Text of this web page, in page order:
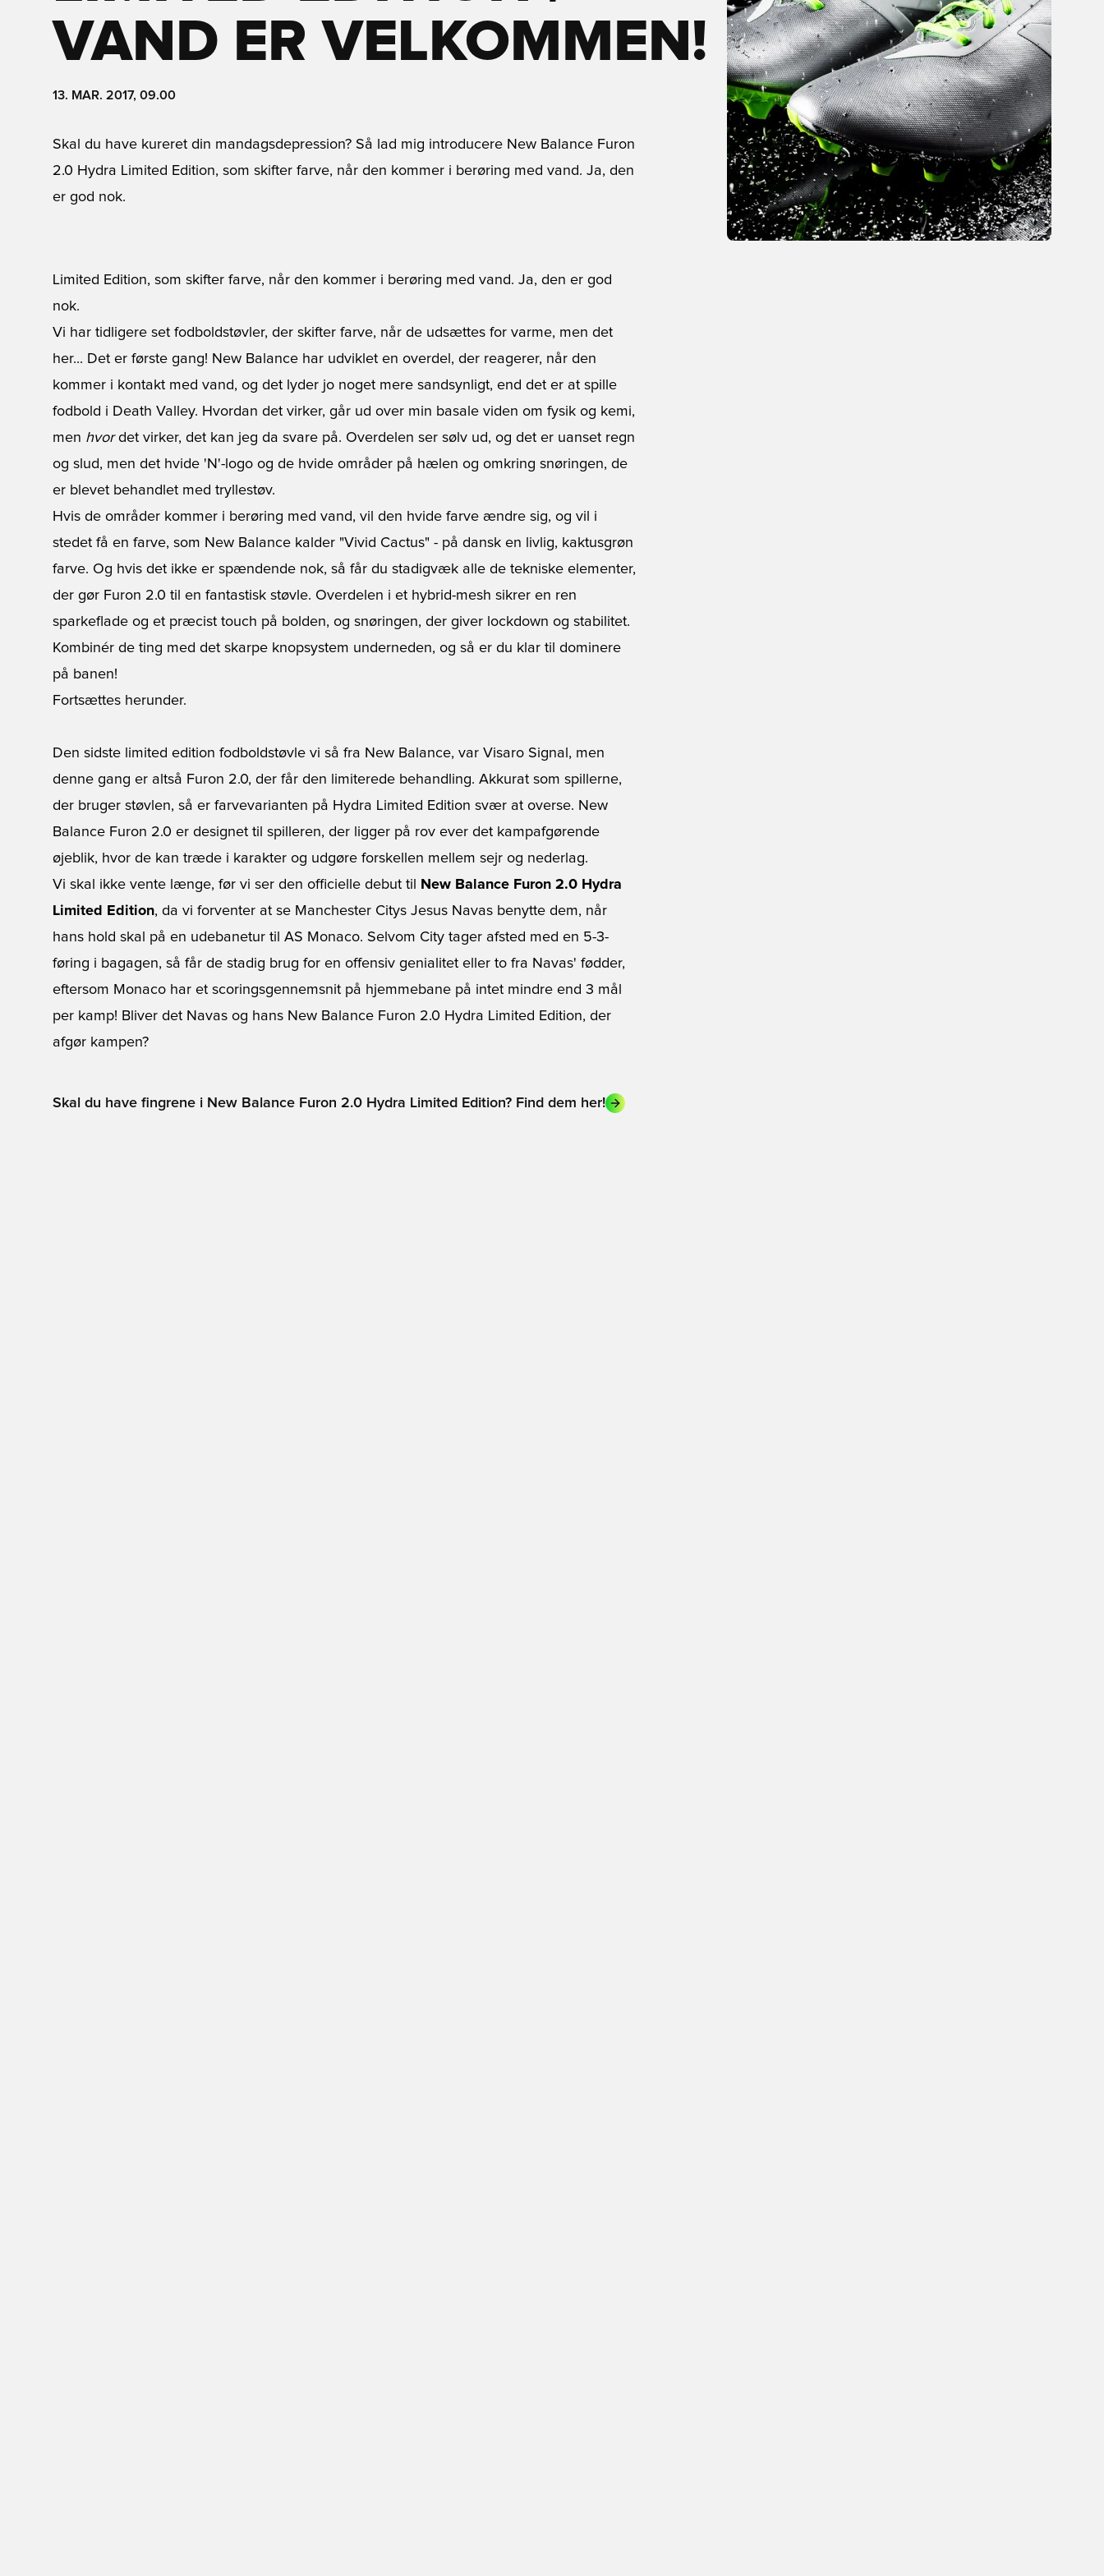
VAND ER VELKOMMEN!
13. MAR. 2017, 09.00
Skal du have kureret din mandagsdepression? Så lad mig introducere New Balance Furon
2.0 Hydra Limited Edition, som skifter farve, når den kommer i berøring med vand. Ja, den
er god nok.
Limited Edition, som skifter farve, når den kommer i berøring med vand. Ja, den er god
nok.
Vi har tidligere set fodboldstøvler, der skifter farve, når de udsættes for varme, men det
her... Det er første gang! New Balance har udviklet en overdel, der reagerer, når den
kommer i kontakt med vand, og det lyder jo noget mere sandsynligt, end det er at spille
fodbold i Death Valley. Hvordan det virker, går ud over min basale viden om fysik og kemi,
men hvordet virker, det kan jeg da svare på. Overdelen ser sølv ud, og det er uanset regn
og slud, men det hvide 'N'-logo og de hvide områder på hælen og omkring snøringen, de
er blevet behandlet med tryllestøv.
Hvis de områder kommer i berøring med vand, vil den hvide farve ændre sig, og vil i
stedet få en farve, som New Balance kalder "Vivid Cactus" - på dansk en livlig, kaktusgrøn
farve. Og hvis det ikke er spændende nok, så får du stadigvæk alle de tekniske elementer,
der gør Furon 2.0 til en fantastisk støvle. Overdelen i et hybrid-mesh sikrer en ren
sparkeflade og et præcist touch på bolden, og snøringen, der giver lockdown og stabilitet.
Kombinér de ting med det skarpe knopsystem underneden, og så er du klar til dominere
på banen!
Fortsættes herunder.
Den sidste limited edition fodboldstøvle vi så fra New Balance, var Visaro Signal, men
denne gang er altså Furon 2.0, der får den limiterede behandling. Akkurat som spillerne,
der bruger støvlen, så er farvevarianten på Hydra Limited Edition svær at overse. New
Balance Furon 2.0 er designet til spilleren, der ligger på rov ever det kampafgørende
øjeblik, hvor de kan træde i karakter og udgøre forskellen mellem sejr og nederlag.
Vi skal ikke vente længe, før vi ser den officielle debut til
New Balance Furon 2.0 Hydra
Limited Edition, da vi forventer at se Manchester Citys Jesus Navas benytte dem, når
hans hold skal på en udebanetur til AS Monaco. Selvom City tager afsted med en 5-3-
føring i bagagen, så får de stadig brug for en offensiv genialitet eller to fra Navas' fødder,
eftersom Monaco har et scoringsgennemsnit på hjemmebane på intet mindre end 3 mål
per kamp! Bliver det Navas og hans New Balance Furon 2.0 Hydra Limited Edition, der
afgør kampen?
Skal du have fingrene i New Balance Furon 2.0 Hydra Limited Edition? Find dem her!